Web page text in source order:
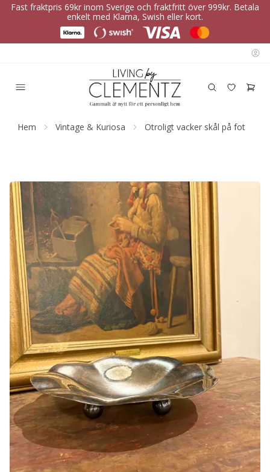
Fast fraktpris 69kr inom Sverige och fraktfritt över 999kr. Betala
enkelt med Klarna, Swish eller kort.
Hem Vintage & Kuriosa Otroligt vacker skål på fot